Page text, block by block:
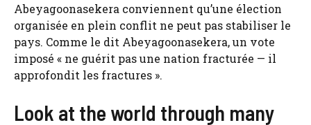
Abeyagoonasekera conviennent qu’une élection
organisée en plein conflit ne peut pas stabiliser le
pays. Comme le dit Abeyagoonasekera, un vote
imposé « ne guérit pas une nation fracturée — il
approfondit les fractures ».
Look at the world through many